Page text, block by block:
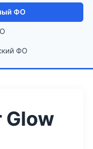
ФО
ФО